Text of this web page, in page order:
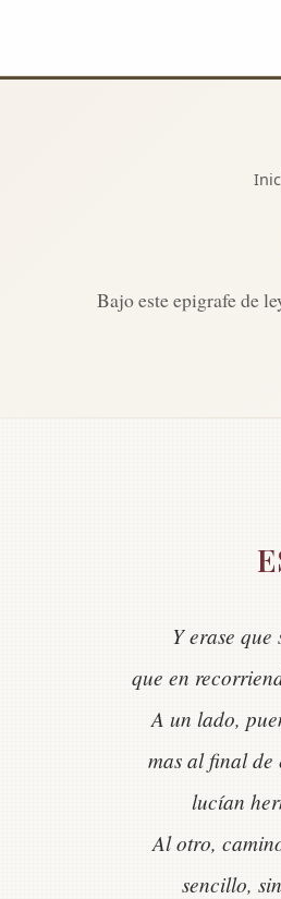
Bajo este epigrafe de
Y erase
que en
A un lado,
mas al final de
lucían
Al otro,
sencillo,